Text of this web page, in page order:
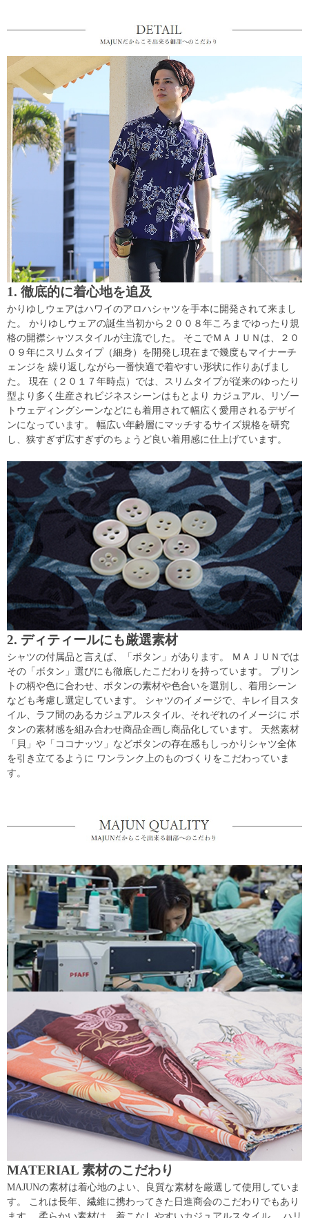
1. 徹底的に着心地を追及
かりゆしウェアはハワイのアロハシャツを手本に開発されて来まし
た。 かりゆしウェアの誕生当初から２００８年ころまでゆったり規
格の開襟シャツスタイルが主流でした。 そこでＭＡＪＵＮは、２０
０９年にスリムタイプ（細身）を開発し現在まで幾度もマイナーチ
ェンジを 繰り返しながら一番快適で着やすい形状に作りあげまし
た。 現在（２０１７年時点）では、スリムタイプが従来のゆったり
型より多く生産されビジネスシーンはもとより カジュアル、リゾー
トウェディングシーンなどにも着用されて幅広く愛用されるデザイ
ンになっています。 幅広い年齢層にマッチするサイズ規格を研究
し、狭すぎず広すぎずのちょうど良い着用感に仕上げています。
2. ディティールにも厳選素材
シャツの付属品と言えば、「ボタン」があります。 ＭＡＪＵＮでは
その「ボタン」選びにも徹底したこだわりを持っています。 プリン
トの柄や色に合わせ、ボタンの素材や色合いを選別し、着用シーン
なども考慮し選定しています。 シャツのイメージで、キレイ目スタ
イル、ラフ間のあるカジュアルスタイル、それぞれのイメージに ボ
タンの素材感を組み合わせ商品企画し商品化しています。 天然素材
「貝」や「ココナッツ」などボタンの存在感もしっかりシャツ全体
を引き立てるように ワンランク上のものづくりをこだわっていま
す。
MATERIAL 素材のこだわり
MAJUNの素材は着心地のよい、良質な素材を厳選して使用していま
す。 これは長年、繊維に携わってきた日進商会のこだわりでもあり